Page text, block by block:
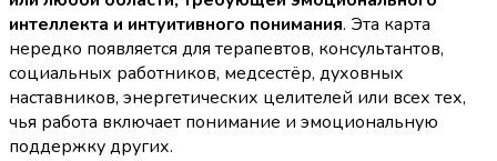
интеллекта и интуитивного понимания. Эта карта
нередко появляется для терапевтов, консультантов,
социальных работников, медсестёр, духовных
наставников, энергетических целителей или всех тех,
чья работа включает понимание и эмоциональную
поддержку других.